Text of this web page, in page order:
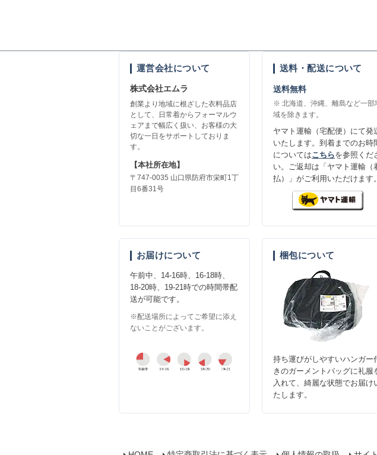
運営会社について
株式会社エムラ
創業より地域に根ざした衣料品店
として、日常着からフォーマルウ
ェアまで幅広く扱い、お客様の大
切な一日をサポートしておりま
す。
【本社所在地】
〒747-0035 山口県防府市栄町1丁
目6番31号
送料・配送について
送料無料
※ 北海道、沖縄、離島など一部
域を除きます。
ヤマト運輸（宅配便）にて発
いたします。到着までのお時
についてはこちらを参照くだ
い。ご返却は「ヤマト運輸（
払）」がご利用いただけます。
お届けについて
午前中、14-16時、16-18時、
18-20時、19-21時での時間帯配
送が可能です。
※配送場所によってご希望に添え
ないことがございます。
梱包について
持ち運びがしやすいハンガー
きのガーメントバッグに礼服
入れて、綺麗な状態でお届け
たします。